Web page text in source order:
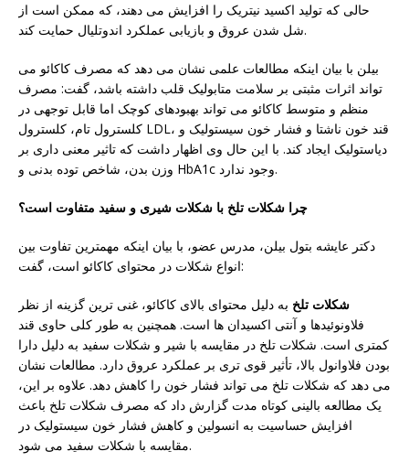
حالی که تولید اکسید نیتریک را افزایش می دهند، که ممکن است از
شل شدن عروق و بازیابی عملکرد اندوتلیال حمایت کند.
بیلن با بیان اینکه مطالعات علمی نشان می دهد که مصرف کاکائو می
تواند اثرات مثبتی بر سلامت متابولیک قلب داشته باشد، گفت: مصرف
منظم و متوسط ​​کاکائو می تواند بهبودهای کوچک اما قابل توجهی در
کلسترول تام، کلسترول LDL، قند خون ناشتا و فشار خون سیستولیک و
دیاستولیک ایجاد کند. با این حال وی اظهار داشت که تاثیر معنی داری بر
وزن بدن، شاخص توده بدنی و HbA1c وجود ندارد.
چرا شکلات تلخ با شکلات شیری و سفید متفاوت است؟
دکتر عایشه بتول بیلن، مدرس عضو، با بیان اینکه مهمترین تفاوت بین
انواع شکلات در محتوای کاکائو است، گفت:
شکلات تلخ به دلیل محتوای بالای کاکائو، غنی ترین گزینه از نظر
فلاونوئیدها و آنتی اکسیدان ها است. همچنین به طور کلی حاوی قند
کمتری است. شکلات تلخ در مقایسه با شیر و شکلات سفید به دلیل دارا
بودن فلاوانول بالا، تأثیر قوی تری بر عملکرد عروق دارد. مطالعات نشان
می دهد که شکلات تلخ می تواند فشار خون را کاهش دهد. علاوه بر این،
یک مطالعه بالینی کوتاه مدت گزارش داد که مصرف شکلات تلخ باعث
افزایش حساسیت به انسولین و کاهش فشار خون سیستولیک در
مقایسه با شکلات سفید می شود.